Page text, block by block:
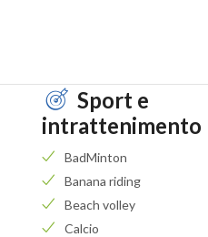
Sport e
intrattenimento
BadMinton
Banana riding
Beach volley
Calcio